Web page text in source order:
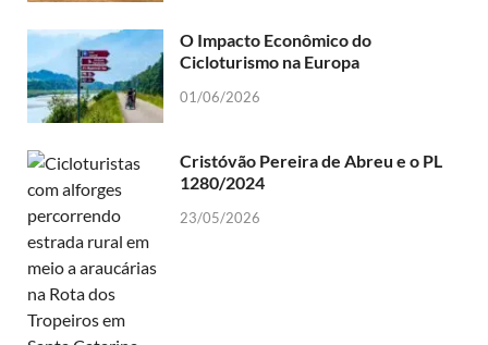
O Impacto Econômico do
Cicloturismo na Europa
01/06/2026
Cristóvão Pereira de Abreu e o PL
1280/2024
23/05/2026